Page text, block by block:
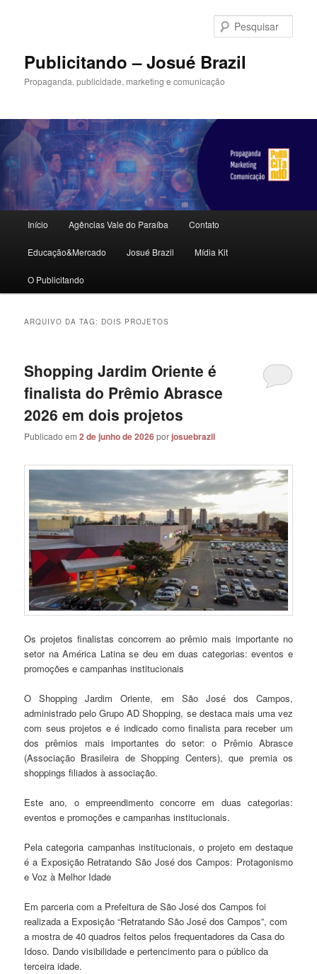
principal
secundárioPublicitando – Josué Brazil
Propaganda, publicidade, marketing e comunicação
principal
Início Agências Vale do Paraíba Contato
Educação&Mercado Josué Brazil Mídia Kit
O Publicitando
ARQUIVO DA TAG: DOIS PROJETOS
Shopping Jardim Oriente é
finalista do Prêmio Abrasce
2026 em dois projetos
Publicado em2 de junho de 2026porjosuebrazil
Os projetos finalistas concorrem ao prêmio mais importante no
setor na América Latina se deu em duas categorias: eventos e
promoções e campanhas institucionais
O Shopping Jardim Oriente, em São José dos Campos,
administrado pelo Grupo AD Shopping, se destaca mais uma vez
com seus projetos e é indicado como finalista para receber um
dos prêmios mais importantes do setor: o Prêmio Abrasce
(Associação Brasileira de Shopping Centers), que premia os
shoppings filiados à associação.
Este ano, o empreendimento concorre em duas categorias:
eventos e promoções e campanhas institucionais.
Pela categoria campanhas institucionais, o projeto em destaque
é a Exposição Retratando São José dos Campos: Protagonismo
e Voz à Melhor Idade
Em parceria com a Prefeitura de São José dos Campos foi
realizada a Exposição “Retratando São José dos Campos”, com
a mostra de 40 quadros feitos pelos frequentadores da Casa do
Idoso. Dando visibilidade e pertencimento para o público da
terceira idade.